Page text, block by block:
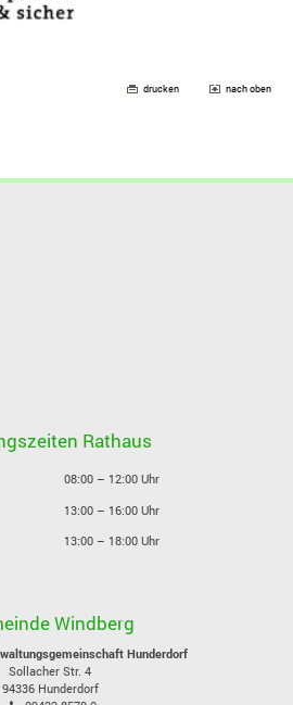
drucken nach oben
Rathaus
08:00 – 12:00 Uhr
13:00 – 16:00 Uhr
13:00 – 18:00 Uhr
Windberg
Hunderdorf
Sollacher Str. 4
94336 Hunderdorf